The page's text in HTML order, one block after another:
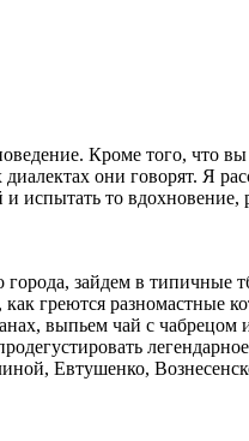
Кроме того, что
они говорят. Я
испытать то вдохновение,
зайдем в типичные
греются разномастные
выпьем чай с
Евтушенко,